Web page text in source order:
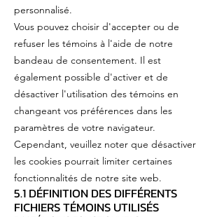
personnalisé.
Vous pouvez choisir d'accepter ou de
refuser les témoins à l'aide de notre
bandeau de consentement. Il est
également possible d'activer et de
désactiver l'utilisation des témoins en
changeant vos préférences dans les
paramètres de votre navigateur.
Cependant, veuillez noter que désactiver
les cookies pourrait limiter certaines
fonctionnalités de notre site web.
5.1 DÉFINITION DES DIFFÉRENTS
FICHIERS TÉMOINS UTILISÉS